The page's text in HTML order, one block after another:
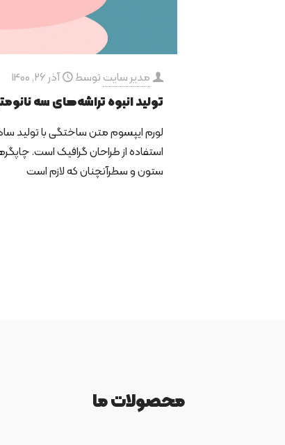
مدیر سایت توسط آذر 26, 1400
تولید انبوه تراشه‌های سه
لورم ایپسوم متن ساختگی با تولید
استفاده از طراحان گرافیک است.
ستون و سطرآنچنان که لازم است
محصولات ما